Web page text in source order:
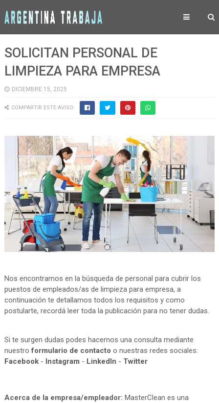
SOLICITAN PERSONAL DE
LIMPIEZA PARA EMPRESA
DICIEMBRE 15, 2025
COMPARTIR ESTE AVISO:
Nos encontramos en la búsqueda de personal para cubrir los
puestos de empleados/as de limpieza para empresa, a
continuación te detallamos todos los requisitos y como
postularte, recordá leer toda la publicación para no tener dudas.
Si te surgen dudas podes hacernos una consulta mediante
nuestroformulario de contacto o nuestras redes sociales:
Facebook- Instagram - LinkedIn - Twitter
Acerca de la empresa/empleador: MasterClean es una